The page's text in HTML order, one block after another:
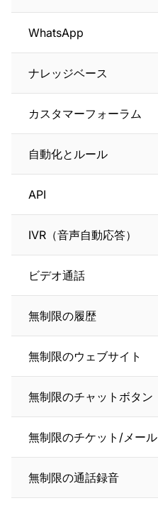
WhatsApp
ナレッジベース
カスタマーフォーラム
自動化とルール
API
IVR（音声自動応答）
ビデオ通話
無制限の履歴
無制限のウェブサイト
無制限のチャットボタン
無制限のチケット/メール
無制限の通話録音